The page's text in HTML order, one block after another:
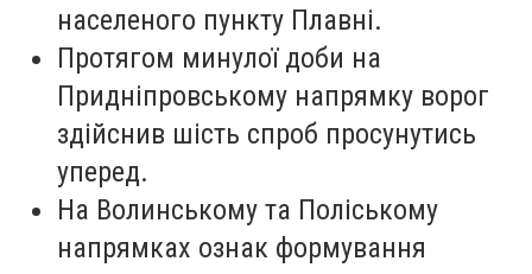
населеного пункту Плавні.
Протягом минулої доби на
Придніпровському напрямку ворог
здійснив шість спроб просунутись
уперед.
На Волинському та Поліському
напрямках ознак формування